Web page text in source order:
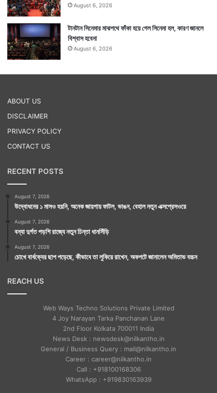
August 6, 2026
টানটান সিনেমার মাঝপথে ফাঁকা হয়ে গেল সিনেমা হল, কারণ জানলে
বিশ্বাস হবেনা
August 6, 2026
ABOUT US
DISCLAIMER
PRIVACY POLICY
CONTACT US
RECENT POSTS
August 7, 2026
উদ্বোধনের ১ মাসও হয়নি, অনেক জায়গায় ফাটল, ভাঙন, বেহাল নতুন এক্সপ্রেসওয়ে
August 7, 2026
বন্যা দুর্গত পড়শি রাজ্যে নতুন চিন্তা ধানসিঁড়ি
August 7, 2026
চোখে বার্ধক্যের ছাপ পড়েছে, কীভাবে তা লুকিয়ে রাখেন, অকপটে জানালেন অমিতাভ বচ্চন
REACH US
Web Ways Techno Solutions Private Limited
4 Joy Narayan Tarka Panchanan Lane
2nd Floor Kolkata 700011 India
News Desk : newsdesk@nilkantho.in
General / Business Query : mail@nilkantho.in
Career : career@nilkantho.in
Call : +918100168306
WhatsApp : +919830163939